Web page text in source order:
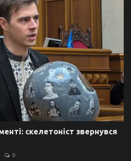
скелетоніст звернувся
0